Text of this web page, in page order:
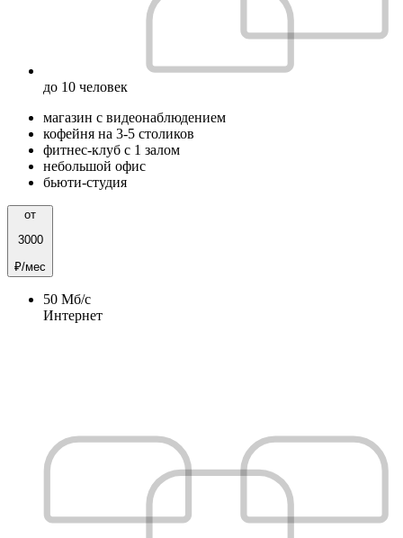
до 10 человек
магазин с видеонаблюдением
кофейня на 3-5 столиков
фитнес-клуб с 1 залом
небольшой офис
бьюти-студия
от
3000
₽/мес
50 Мб/c
Интернет